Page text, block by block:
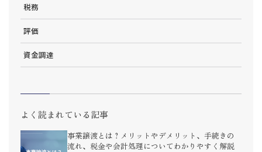
税務
評価
資金調達
よく読まれている記事
事業譲渡とは？メリットやデメリット、手続きの
流れ、税金や会計処理についてわかりやすく解説